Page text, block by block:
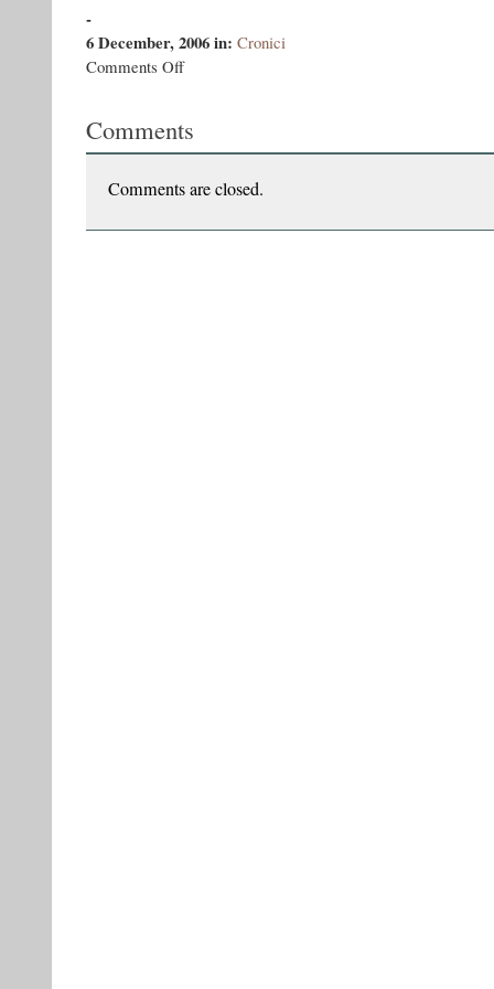
-
6 December, 2006in: Cronici
Comments Offon
–
Comments
Comments are closed.